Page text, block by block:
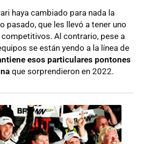
haya cambiado para nada la
pasado, que les llevó a tener uno
Al contrario, pese a
se están yendo a la línea de
esos particulares pontones
que sorprendieron en 2022.